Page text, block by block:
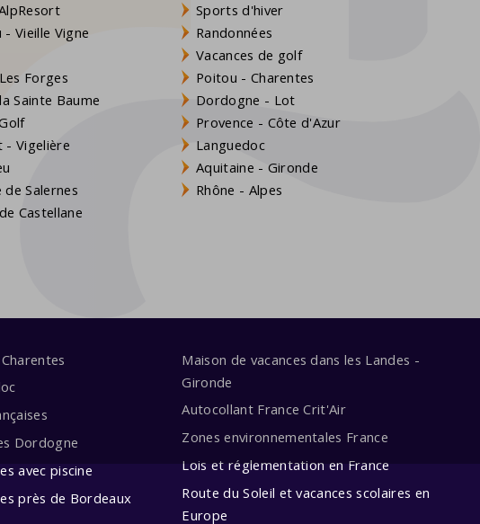
- Vieille Vigne
Forges
Sainte Baume
- Vigelière
de Salernes
Castellane
Sports d'hiver
Randonnées
Vacances de golf
Poitou - Charentes
Dordogne - Lot
Provence - Côte d'Azur
Languedoc
Aquitaine - Gironde
Rhône - Alpes
Dordogne
avec piscine
près de Bordeaux
Maison de vacances dans les Landes -
Gironde
Autocollant France Crit'Air
Zones environnementales France
Lois et réglementation en France
Route du Soleil et vacances scolaires en
Europe